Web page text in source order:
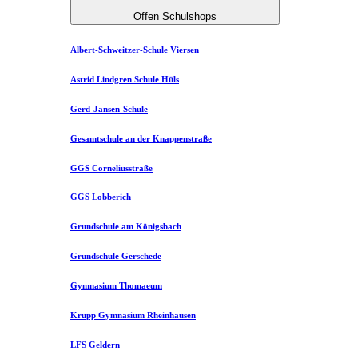
Offen Schulshops
Albert-Schweitzer-Schule Viersen
Astrid Lindgren Schule Hüls
Gerd-Jansen-Schule
Gesamtschule an der Knappenstraße
GGS Corneliusstraße
GGS Lobberich
Grundschule am Königsbach
Grundschule Gerschede
Gymnasium Thomaeum
Krupp Gymnasium Rheinhausen
LFS Geldern